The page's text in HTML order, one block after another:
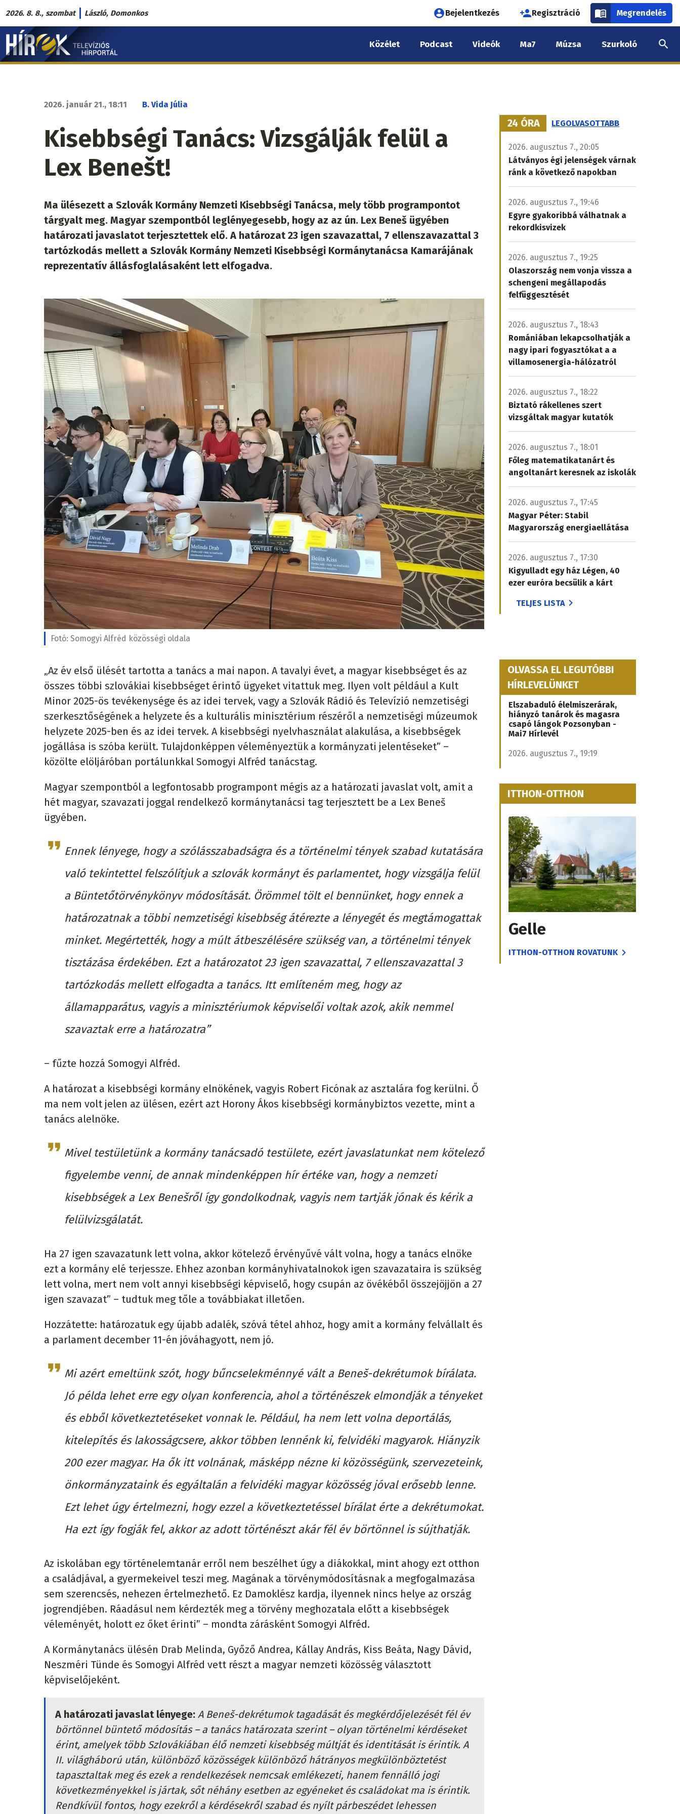
Ugrás
a
tartalomra
2026. 8. 8., szombat László, Domonkos
Felhasználói
fiók
menüje
Bejelentkezés Regisztráció Megrendelés
Hírek.sk
fő
Közélet Podcast Videók Ma7 Múzsa Szurkoló
2026. január 21., 18:11 B. Vida Júlia
Kisebbségi Tanács: Vizsgálják felül a
Lex Benešt!
Ma ülésezett a Szlovák Kormány Nemzeti Kisebbségi Tanácsa, mely több programpontot
tárgyalt meg. Magyar szempontból leglényegesebb, hogy az az ún. Lex Beneš ügyében
határozati javaslatot terjesztettek elő. A határozat 23 igen szavazattal, 7 ellenszavazattal 3
tartózkodás mellett a Szlovák Kormány Nemzeti Kisebbségi Kormánytanácsa Kamarájának
reprezentatív állásfoglalásaként lett elfogadva.
Fotó: Somogyi Alfréd közösségi oldala
„Az év első ülését tartotta a tanács a mai napon. A tavalyi évet, a magyar kisebbséget és az
összes többi szlovákiai kisebbséget érintő ügyeket vitattuk meg. Ilyen volt például a Kult
Minor 2025-ös tevékenysége és az idei tervek, vagy a Szlovák Rádió és Televízió nemzetiségi
szerkesztőségének a helyzete és a kulturális minisztérium részéről a nemzetiségi múzeumok
helyzete 2025-ben és az idei tervek. A kisebbségi nyelvhasználat alakulása, a kisebbségek
jogállása is szóba került. Tulajdonképpen véleményeztük a kormányzati jelentéseket” –
közölte elöljáróban portálunkkal Somogyi Alfréd tanácstag.
Magyar szempontból a legfontosabb programpont mégis az a határozati javaslat volt, amit a
hét magyar, szavazati joggal rendelkező kormánytanácsi tag terjesztett be a Lex Beneš
ügyében.
Ennek lényege, hogy a szólásszabadságra és a történelmi tények szabad kutatására
való tekintettel felszólítjuk a szlovák kormányt és parlamentet, hogy vizsgálja felül
a Büntetőtörvénykönyv módosítását. Örömmel tölt el bennünket, hogy ennek a
határozatnak a többi nemzetiségi kisebbség átérezte a lényegét és megtámogattak
minket. Megértették, hogy a múlt átbeszélésére szükség van, a történelmi tények
tisztázása érdekében. Ezt a határozatot 23 igen szavazattal, 7 ellenszavazattal 3
tartózkodás mellett elfogadta a tanács. Itt említeném meg, hogy az
államapparátus, vagyis a minisztériumok képviselői voltak azok, akik nemmel
szavaztak erre a határozatra”
– fűzte hozzá Somogyi Alfréd.
A határozat a kisebbségi kormány elnökének, vagyis Robert Ficónak az asztalára fog kerülni. Ő
ma nem volt jelen az ülésen, ezért azt Horony Ákos kisebbségi kormánybiztos vezette, mint a
tanács alelnöke.
Mivel testületünk a kormány tanácsadó testülete, ezért javaslatunkat nem kötelező
figyelembe venni, de annak mindenképpen hír értéke van, hogy a nemzeti
kisebbségek a Lex Benešről így gondolkodnak, vagyis nem tartják jónak és kérik a
felülvizsgálatát.
Ha 27 igen szavazatunk lett volna, akkor kötelező érvényűvé vált volna, hogy a tanács elnöke
ezt a kormány elé terjessze. Ehhez azonban kormányhivatalnokok igen szavazataira is szükség
lett volna, mert nem volt annyi kisebbségi képviselő, hogy csupán az övékéből összejöjjön a 27
igen szavazat” – tudtuk meg tőle a továbbiakat illetően.
Hozzátette: határozatuk egy újabb adalék, szóvá tétel ahhoz, hogy amit a kormány felvállalt és
a parlament december 11-én jóváhagyott, nem jó.
Mi azért emeltünk szót, hogy bűncselekménnyé vált a Beneš-dekrétumok bírálata.
Jó példa lehet erre egy olyan konferencia, ahol a történészek elmondják a tényeket
és ebből következtetéseket vonnak le. Például, ha nem lett volna deportálás,
kitelepítés és lakosságcsere, akkor többen lennénk ki, felvidéki magyarok. Hiányzik
200 ezer magyar. Ha ők itt volnának, másképp nézne ki közösségünk, szervezeteink,
önkormányzataink és egyáltalán a felvidéki magyar közösség jóval erősebb lenne.
Ezt lehet úgy értelmezni, hogy ezzel a következtetéssel bírálat érte a dekrétumokat.
Ha ezt így fogják fel, akkor az adott történészt akár fél év börtönnel is sújthatják.
Az iskolában egy történelemtanár erről nem beszélhet úgy a diákokkal, mint ahogy ezt otthon
a családjával, a gyermekeivel teszi meg. Magának a törvénymódosításnak a megfogalmazása
sem szerencsés, nehezen értelmezhető. Ez Damoklész kardja, ilyennek nincs helye az ország
jogrendjében. Ráadásul nem kérdezték meg a törvény meghozatala előtt a kisebbségek
véleményét, holott ez őket érinti” – mondta zárásként Somogyi Alfréd.
A Kormánytanács ülésén Drab Melinda, Győző Andrea, Kállay András, Kiss Beáta, Nagy Dávid,
Neszméri Tünde és Somogyi Alfréd vett részt a magyar nemzeti közösség választott
képviselőjeként.
A határozati javaslat lényege: A Beneš-dekrétumok tagadását és megkérdőjelezését fél év
börtönnel büntető módosítás – a tanács határozata szerint – olyan történelmi kérdéseket
érint, amelyek több Szlovákiában élő nemzeti kisebbség múltját és identitását is érintik. A
II. világháború után, különböző közösségek különböző hátrányos megkülönböztetést
tapasztaltak meg és ezek a rendelkezések nemcsak emlékezeti, hanem fennálló jogi
következményekkel is jártak, sőt néhány esetben az egyéneket és családokat ma is érintik.
Rendkívül fontos, hogy ezekről a kérdésekről szabad és nyílt párbeszédet lehessen
24 ÓRA LEGOLVASOTTABB
2026. augusztus 7., 20:05
Látványos égi jelenségek várnak
ránk a következő napokban
2026. augusztus 7., 19:46
Egyre gyakoribbá válhatnak a
rekordkisvizek
2026. augusztus 7., 19:25
Olaszország nem vonja vissza a
schengeni megállapodás
felfüggesztését
2026. augusztus 7., 18:43
Romániában lekapcsolhatják a
nagy ipari fogyasztókat a a
villamosenergia-hálózatról
2026. augusztus 7., 18:22
Biztató rákellenes szert
vizsgáltak magyar kutatók
2026. augusztus 7., 18:01
Főleg matematikatanárt és
angoltanárt keresnek az iskolák
2026. augusztus 7., 17:45
Magyar Péter: Stabil
Magyarország energiaellátása
2026. augusztus 7., 17:30
Kigyulladt egy ház Légen, 40
ezer euróra becsülik a kárt
TELJES LISTA
OLVASSA EL LEGUTÓBBI
HÍRLEVELÜNKET
Elszabaduló élelmiszerárak,
hiányzó tanárok és magasra
csapó lángok Pozsonyban -
Mai7 Hírlevél
2026. augusztus 7., 19:19
ITTHON-OTTHON
Gelle
ITTHON-OTTHON ROVATUNK